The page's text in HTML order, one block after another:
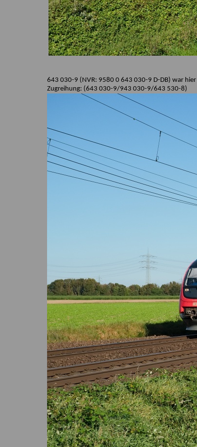
643 030-9 (NVR: 9580 0 643 030-9 D-DB) war hier
Zugreihung: (643 030-9/943 030-9/643 530-8)